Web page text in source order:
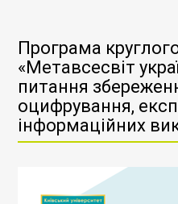
Програма
«Метавсесвіт
питання
оцифрування,
інформаційних